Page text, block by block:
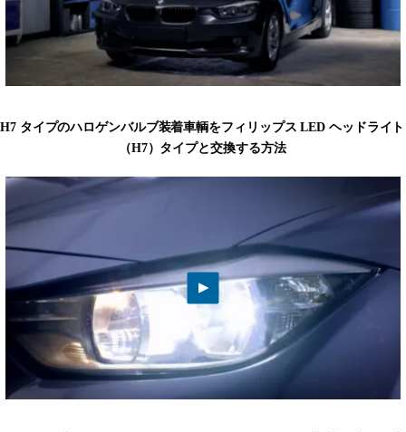
H7 タイプのハロゲンバルブ装着車輌をフィリップス LED ヘッドライト
（H7）タイプと交換する方法